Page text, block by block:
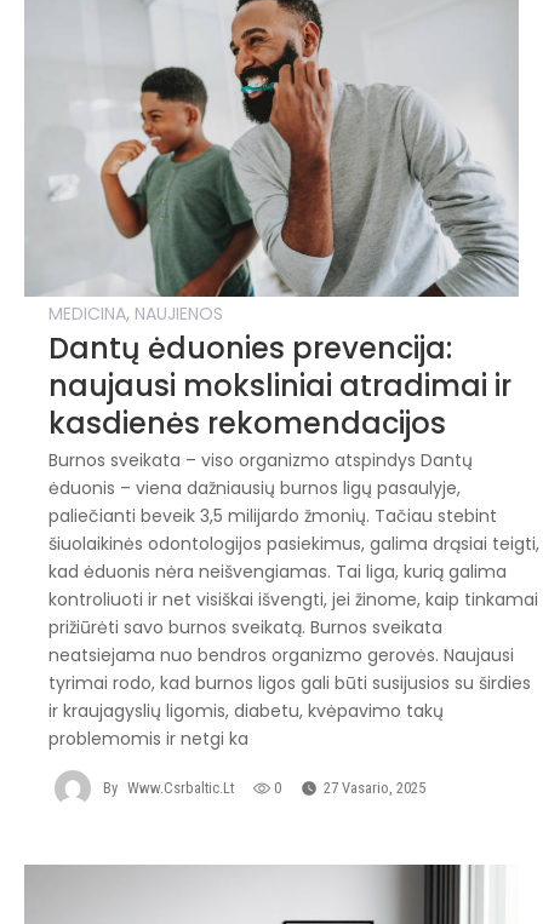
MEDICINA, NAUJIENOS
Dantų ėduonies prevencija:
naujausi moksliniai atradimai ir
kasdienės rekomendacijos
Burnos sveikata – viso organizmo atspindys Dantų
ėduonis – viena dažniausių burnos ligų pasaulyje,
paliečianti beveik 3,5 milijardo žmonių. Tačiau stebint
šiuolaikinės odontologijos pasiekimus, galima drąsiai teigti,
kad ėduonis nėra neišvengiamas. Tai liga, kurią galima
kontroliuoti ir net visiškai išvengti, jei žinome, kaip tinkamai
prižiūrėti savo burnos sveikatą. Burnos sveikata
neatsiejama nuo bendros organizmo gerovės. Naujausi
tyrimai rodo, kad burnos ligos gali būti susijusios su širdies
ir kraujagyslių ligomis, diabetu, kvėpavimo takų
problemomis ir netgi ka
By Www.csrbaltic.lt 0 27 Vasario, 2025